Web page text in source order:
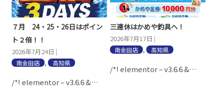
７月 24・25・26日はポイン
ト２倍！！
2026年7月24日
南金田店
, 高知県
/*! elementor – v3.6.6 &…
三連休はかめや釣具へ！
2026年7月17日
南金田店
, 高知県
/*! elementor – v3.6.6 &…